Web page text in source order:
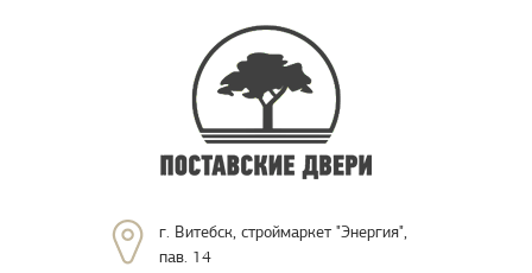
г. Витебск, строймаркет "Энергия",
пав. 14